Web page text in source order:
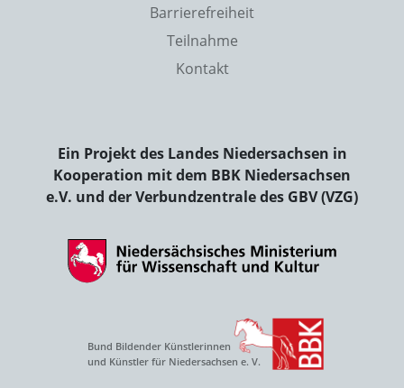
Barrierefreiheit
Teilnahme
Kontakt
Ein Projekt des Landes Niedersachsen in
Kooperation mit dem BBK Niedersachsen
e.V. und der Verbundzentrale des GBV (VZG)
Bund Bildender Künstlerinnen
und Künstler für Niedersachsen e. V.